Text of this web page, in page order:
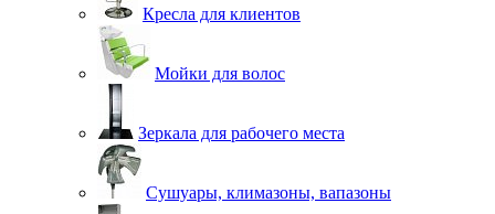
Кресла для клиентов
Мойки для волос
Зеркала для рабочего места
Сушуары, климазоны, вапазоны